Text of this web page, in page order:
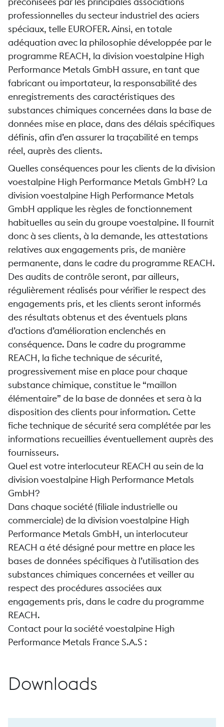
professionnelles du secteur industriel des aciers
spéciaux, telle EUROFER. Ainsi, en totale
adéquation avec la philosophie développée par le
programme REACH, la division voestalpine High
Performance Metals GmbH assure, en tant que
fabricant ou importateur, la responsabilité des
enregistrements des caractéristiques des
substances chimiques concernées dans la base de
données mise en place, dans des délais spécifiques
définis, afin d’en assurer la traçabilité en temps
réel, auprès des clients.
Quelles conséquences pour les clients de la division
voestalpine High Performance Metals GmbH? La
division voestalpine High Performance Metals
GmbH applique les règles de fonctionnement
habituelles au sein du groupe voestalpine. Il fournit
donc à ses clients, à la demande, les attestations
relatives aux engagements pris, de manière
permanente, dans le cadre du programme REACH.
Des audits de contrôle seront, par ailleurs,
régulièrement réalisés pour vérifier le respect des
engagements pris, et les clients seront informés
des résultats obtenus et des éventuels plans
d’actions d’amélioration enclenchés en
conséquence. Dans le cadre du programme
REACH, la fiche technique de sécurité,
progressivement mise en place pour chaque
substance chimique, constitue le “maillon
élémentaire” de la base de données et sera à la
disposition des clients pour information. Cette
fiche technique de sécurité sera complétée par les
informations recueillies éventuellement auprès des
fournisseurs.
Quel est votre interlocuteur REACH au sein de la
division voestalpine High Performance Metals
GmbH?
Dans chaque société (filiale industrielle ou
commerciale) de la division voestalpine High
Performance Metals GmbH, un interlocuteur
REACH a été désigné pour mettre en place les
bases de données spécifiques à l’utilisation des
substances chimiques concernées et veiller au
respect des procédures associées aux
engagements pris, dans le cadre du programme
REACH.
Contact pour la société voestalpine High
Performance Metals France S.A.S :
Downloads